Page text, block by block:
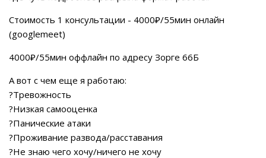
Стоимость 1 консультации - 4000₽/55мин онлайн
(googlemeet)
4000₽/55мин оффлайн по адресу Зорге 66Б
А вот с чем еще я работаю:
?Тревожность
?Низкая самооценка
?Панические атаки
?Проживание развода/расставания
?Не знаю чего хочу/ничего не хочу